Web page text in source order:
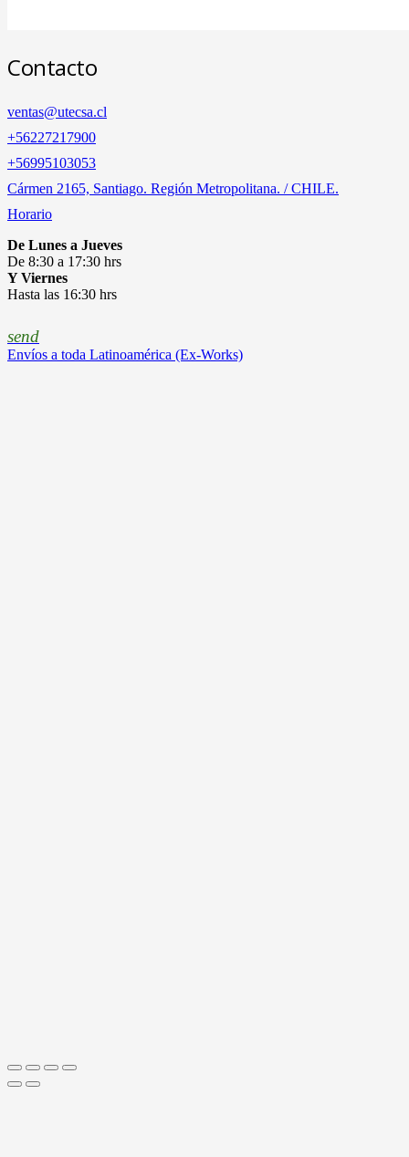
Contacto
ventas@utecsa.cl
+56227217900
‎+56995103053
Cármen 2165, Santiago. Región Metropolitana. / CHILE.
Horario
De Lunes a Jueves
De 8:30 a 17:30 hrs
Y Viernes
Hasta las 16:30 hrs
send
Envíos a toda Latinoamérica (Ex-Works)